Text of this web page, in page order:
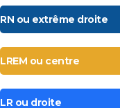
RN ou extrême droite
LREM ou centre
LR ou droite